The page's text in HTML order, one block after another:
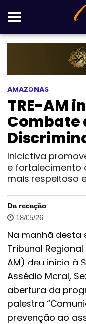
AMAZONAS
TRE-AM
Combate
Iniciativa
e fortalecimento
mais respeitoso
Da redação
18/05/26
Na manhã desta
Tribunal
AM) deu início à
Assédio Moral,
abertura da
palestra
prevenção ao